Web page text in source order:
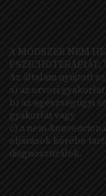
A MÓDSZER NEM
PSZICHOTERÁPIÁT,
Az általam nyújtott
a) az orvosi gyakorlat,
b) az egészségügyi
gyakorlat vagy
c) a nem-
eljárások körébe
diagnosztizálok.